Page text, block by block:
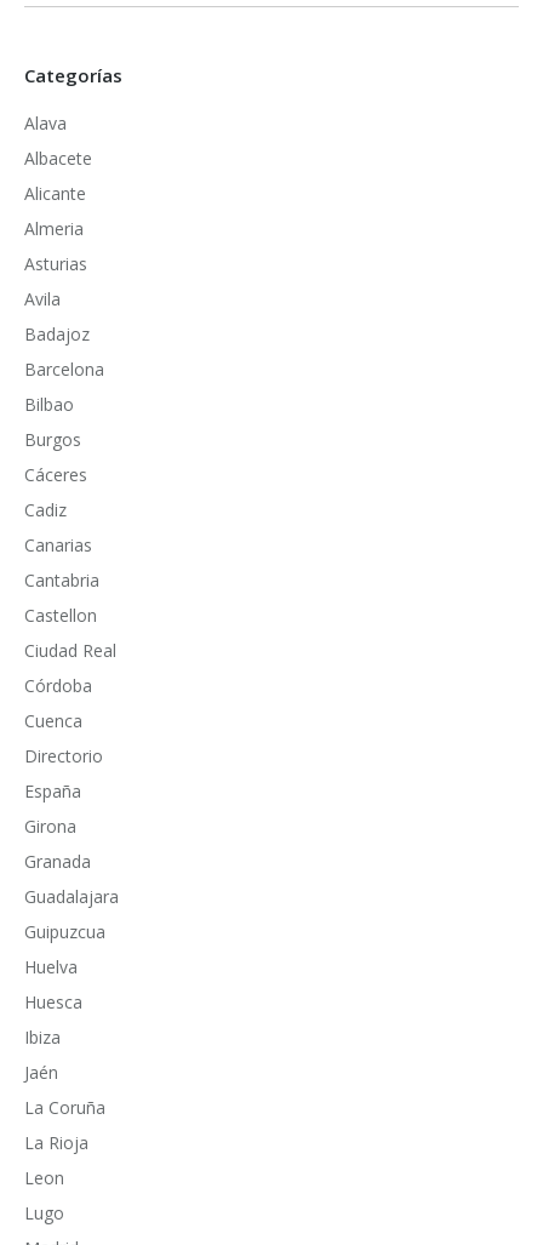
Categorías
Alava
Albacete
Alicante
Almeria
Asturias
Avila
Badajoz
Barcelona
Bilbao
Burgos
Cáceres
Cadiz
Canarias
Cantabria
Castellon
Ciudad Real
Córdoba
Cuenca
Directorio
España
Girona
Granada
Guadalajara
Guipuzcua
Huelva
Huesca
Ibiza
Jaén
La Coruña
La Rioja
Leon
Lugo